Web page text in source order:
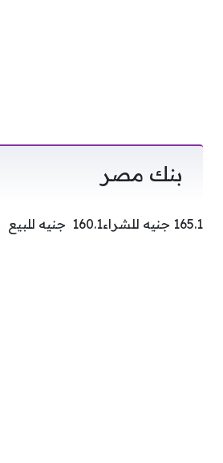
بنك مصر
165.1 جنيه للشراء160.1 جنيه للبيع